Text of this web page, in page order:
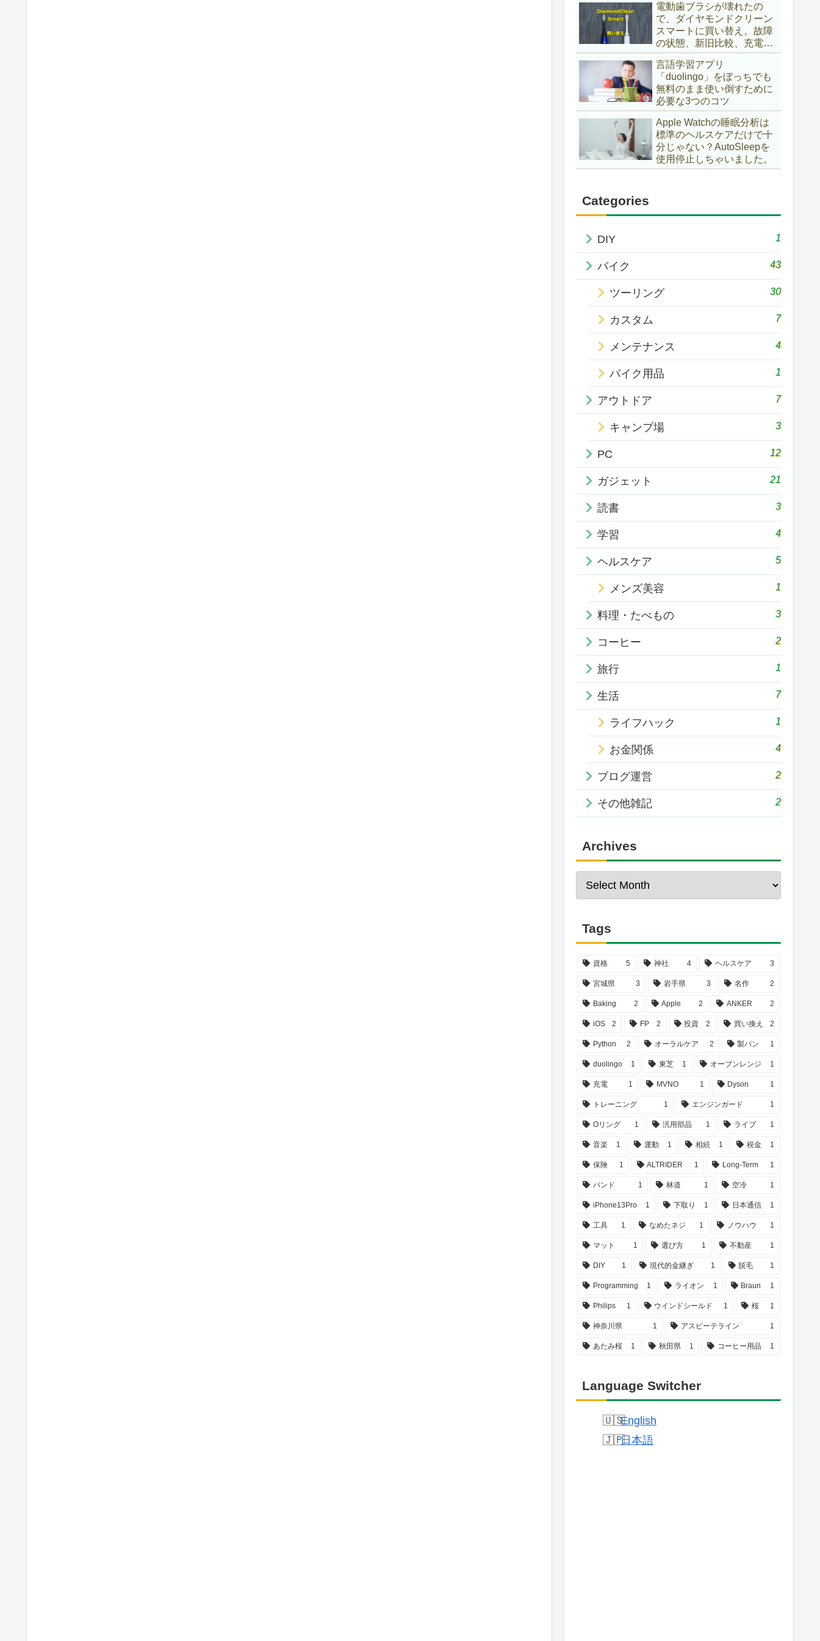
電動歯ブラシが壊れたの
で、ダイヤモンドクリーン
スマートに買い替え。故障
の状態、新旧比較、充電
台、ケースは使えるか？互
換性など確かめてみまし
た。«ヘルスケアガジェッ
トインプレ»
言語学習アプリ
「duolingo」をぼっちでも
無料のまま使い倒すために
必要な3つのコツ
Apple Watchの睡眠分析は
標準のヘルスケアだけで十
分じゃない？AutoSleepを
使用停止しちゃいました。
Categories
DIY 1
バイク 43
ツーリング 30
カスタム 7
メンテナンス 4
バイク用品 1
アウトドア 7
キャンプ場 3
PC 12
ガジェット 21
読書 3
学習 4
ヘルスケア 5
メンズ美容 1
料理・たべもの 3
コーヒー 2
旅行 1
生活 7
ライフハック 1
お金関係 4
ブログ運営 2
その他雑記 2
Archives
Tags
資格 5 神社 4 ヘルスケア 3
宮城県 3 岩手県 3 名作 2
Baking 2 Apple 2 ANKER 2
iOS 2 FP 2 投資 2 買い換え 2
Python 2 オーラルケア 2 製パン 1
duolingo 1 東芝 1 オーブンレンジ 1
充電 1 MVNO 1 Dyson 1
トレーニング 1 エンジンガード 1
Oリング 1 汎用部品 1 ライブ 1
音楽 1 運動 1 相続 1 税金 1
保険 1 ALTRIDER 1 Long-Term 1
バンド 1 林道 1 空冷 1
iPhone13Pro 1 下取り 1 日本通信 1
工具 1 なめたネジ 1 ノウハウ 1
マット 1 選び方 1 不動産 1
DIY 1 現代的金継ぎ 1 脱毛 1
Programming 1 ライオン 1 Braun 1
Philips 1 ウインドシールド 1 桜 1
神奈川県 1 アスピーテライン 1
あたみ桜 1 秋田県 1 コーヒー用品 1
Language Switcher
English
日本語